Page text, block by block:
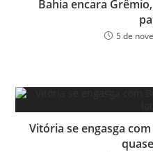
Bahia encara
5 de
Vitória se engasga